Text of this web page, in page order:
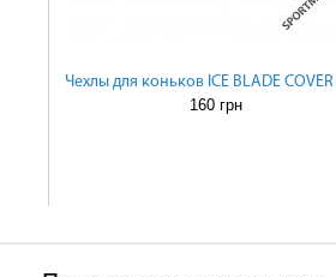
Чехлы для коньков ICE BLADE
160 грн